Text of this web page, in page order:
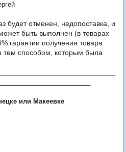
будет отменен, недопоставка, и
быть выполнен (в товарах
гарантии получения товара
тем способом, которым была
или Макеевке